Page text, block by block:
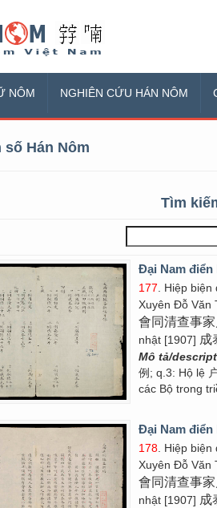
NÔM NGHIÊN CỨU HÁN NÔM
Hán Nôm
Tìm
Đại Nam
177 . Hiệp
Xuyên Đỗ Văn
會同清查事
nhật [1907] 成
Mô tả/
例; q.3: Hộ lệ
các Bộ trong
Đại Nam
178 . Hiệp
Xuyên Đỗ Văn
會同清查事
nhật [1907] 成